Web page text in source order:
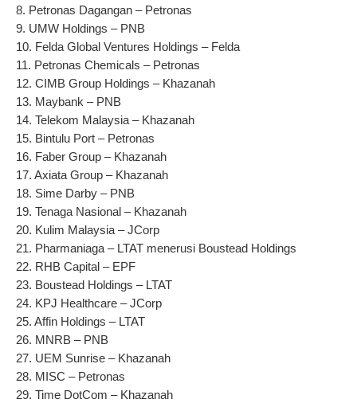
8. Petronas Dagangan – Petronas
9. UMW Holdings – PNB
10. Felda Global Ventures Holdings – Felda
11. Petronas Chemicals – Petronas
12. CIMB Group Holdings – Khazanah
13. Maybank – PNB
14. Telekom Malaysia – Khazanah
15. Bintulu Port – Petronas
16. Faber Group – Khazanah
17. Axiata Group – Khazanah
18. Sime Darby – PNB
19. Tenaga Nasional – Khazanah
20. Kulim Malaysia – JCorp
21. Pharmaniaga – LTAT menerusi Boustead Holdings
22. RHB Capital – EPF
23. Boustead Holdings – LTAT
24. KPJ Healthcare – JCorp
25. Affin Holdings – LTAT
26. MNRB – PNB
27. UEM Sunrise – Khazanah
28. MISC – Petronas
29. Time DotCom – Khazanah